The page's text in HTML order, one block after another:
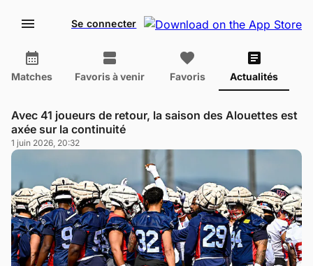
Se connecter
Matches Favoris à venir Favoris Actualités
Avec 41 joueurs de retour, la saison des Alouettes est
axée sur la continuité
1 juin 2026, 20:32